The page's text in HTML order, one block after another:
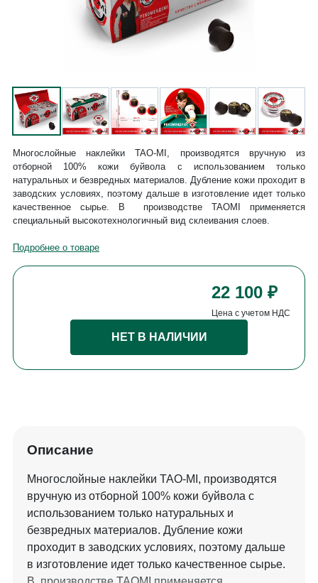
22 100 ₽
Цена с учетом НДС
НЕТ В НАЛИЧИИ
Многослойные наклейки TAO-MI, производятся вручную из
отборной 100% кожи буйвола с использованием только
натуральных и безвредных материалов. Дубление кожи проходит в
заводских условиях, поэтому дальше в изготовление идет только
качественное сырье. В производстве TAOMI применяется
специальный высокотехнологичный вид склеивания слоев.
Подробнее о товаре
Описание
Многослойные наклейки TAO-MI, производятся
вручную из отборной 100% кожи буйвола с
использованием только натуральных и
безвредных материалов. Дубление кожи
проходит в заводских условиях, поэтому дальше
в изготовление идет только качественное сырье.